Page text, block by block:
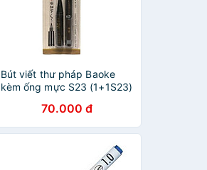
Bút viết thư pháp Baoke
kèm ống mực S23 (1+1S23)
70.000 đ